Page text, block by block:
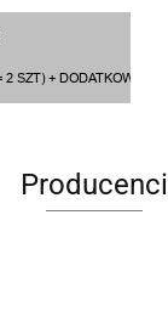
Producenci